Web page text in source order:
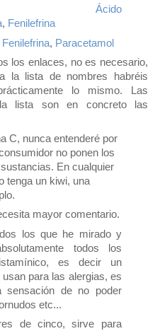
Ácido
, Fenilefrina
Fenilefrina, Paracetamol
los enlaces, no es necesario,
la lista de nombres habréis
lo mismo. Las
lista son en concreto las
C, nunca entenderé por
no ponen los
En cualquier
tenga un kiwi, una
mayor comentario.
los que he mirado y
todos los
es decir un
para las alergias, es
sensación de no poder
etc...
de cinco, sirve para